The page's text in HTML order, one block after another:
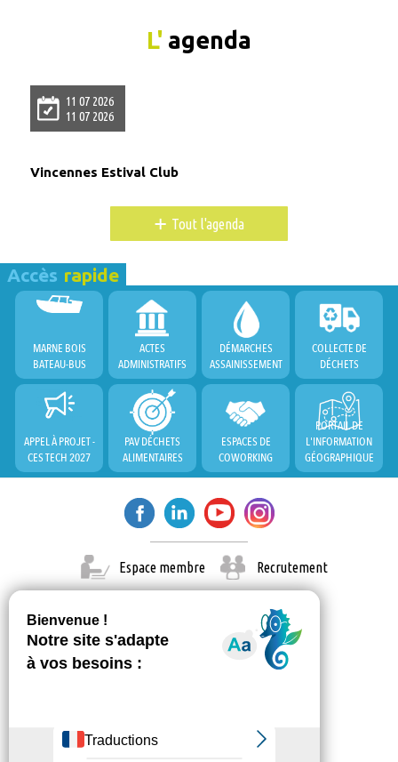
L' agenda
11 07 2026
11 07 2026
Vincennes Estival Club
+ Tout l'agenda
Accès rapide
MARNE BOIS
BATEAU-BUS
ACTES
ADMINISTRATIFS
DÉMARCHES
ASSAINISSEMENT
COLLECTE DE
DÉCHETS
APPEL À PROJET -
CES TECH 2027
PAV DÉCHETS
ALIMENTAIRES
ESPACES DE
COWORKING
PORTAIL DE
L'INFORMATION
GÉOGRAPHIQUE
Espace membre Recrutement